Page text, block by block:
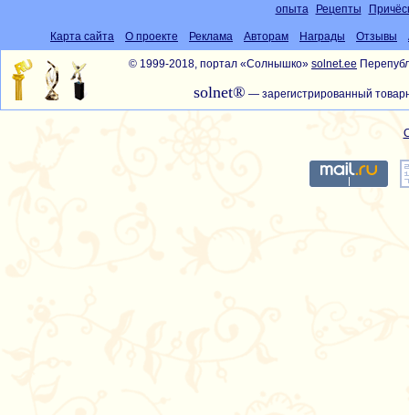
опыта
Рецепты
Карта сайта О проекте Реклама Авторам Награды Отзывы
© 1999-2018, портал «Солнышко» solnet.ee
solnet® — зарегистрированный